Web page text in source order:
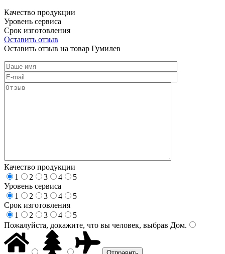
Качество продукции
Уровень сервиса
Срок изготовления
Оставить отзыв
Оставить отзыв на товар Гумилев
Качество продукции
1
2 3 4
5
Уровень сервиса
1
2 3 4
5
Срок изготовления
1
2 3 4
5
Пожалуйста, докажите, что вы человек, выбрав Дом.